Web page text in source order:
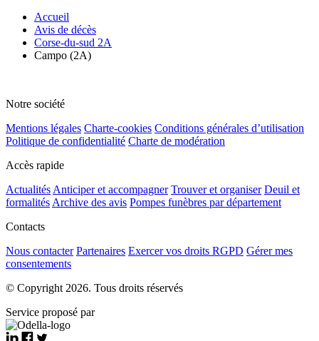
Accueil
Avis de décès
Corse-du-sud 2A
Campo (2A)
Notre société
Mentions légales Charte-cookies Conditions générales d’utilisation
Politique de confidentialité Charte de modération
Accès rapide
Actualités Anticiper et accompagner Trouver et organiser Deuil et
formalités Archive des avis Pompes funèbres par département
Contacts
Nous contacter Partenaires Exercer vos droits RGPD Gérer mes
consentements
© Copyright 2026. Tous droits réservés
Service proposé par